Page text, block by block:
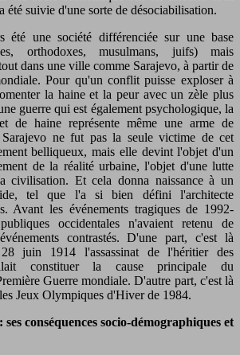
été suivie d'une sorte de désociabilisation.
été une société différenciée sur une base
orthodoxes, musulmans, juifs) mais
dans une ville comme Sarajevo, à partir de
Pour qu'un conflit puisse exploser à
la haine et la peur avec un zèle plus
guerre qui est également psychologique, la
de haine représente même une arme de
ne fut pas la seule victime de cet
belliqueux, mais elle devint l'objet d'un
de la réalité urbaine, l'objet d'une lutte
civilisation. Et cela donna naissance à un
tel que l'a si bien défini l'architecte
Avant les événements tragiques de 1992-
occidentales n'avaient retenu de
contrastés. D'une part, c'est là
juin 1914 l'assassinat de l'héritier des
constituer la cause principale du
Guerre mondiale. D'autre part, c'est là
Jeux Olympiques d'Hiver de 1984.
conséquences socio-démographiques et